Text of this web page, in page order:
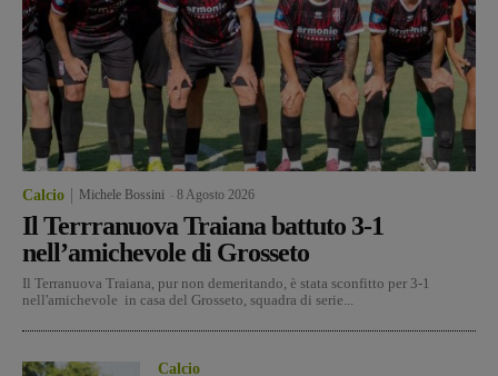
Calcio Michele Bossini 8 Agosto 2026
Il Terrranuova Traiana battuto 3-1
nell’amichevole di Grosseto
Il Terranuova Traiana, pur non demeritando, è stata sconfitto per 3-1
nell'amichevole in casa del Grosseto, squadra di serie...
Calcio